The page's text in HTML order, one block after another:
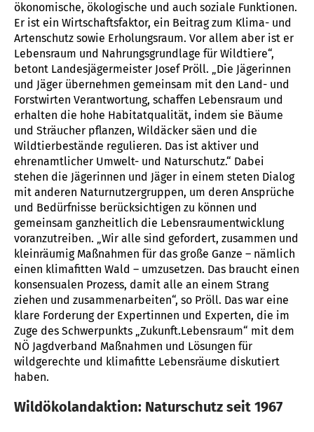
ökonomische, ökologische und auch soziale Funktionen.
Er ist ein Wirtschaftsfaktor, ein Beitrag zum Klima- und
Artenschutz sowie Erholungsraum. Vor allem aber ist er
Lebensraum und Nahrungsgrundlage für Wildtiere“,
betont Landesjägermeister Josef Pröll. „Die Jägerinnen
und Jäger übernehmen gemeinsam mit den Land- und
Forstwirten Verantwortung, schaffen Lebensraum und
erhalten die hohe Habitatqualität, indem sie Bäume
und Sträucher pflanzen, Wildäcker säen und die
Wildtierbestände regulieren. Das ist aktiver und
ehrenamtlicher Umwelt- und Naturschutz.“ Dabei
stehen die Jägerinnen und Jäger in einem steten Dialog
mit anderen Naturnutzergruppen, um deren Ansprüche
und Bedürfnisse berücksichtigen zu können und
gemeinsam ganzheitlich die Lebensraumentwicklung
voranzutreiben. „Wir alle sind gefordert, zusammen und
kleinräumig Maßnahmen für das große Ganze – nämlich
einen klimafitten Wald – umzusetzen. Das braucht einen
konsensualen Prozess, damit alle an einem Strang
ziehen und zusammenarbeiten“, so Pröll. Das war eine
klare Forderung der Expertinnen und Experten, die im
Zuge des Schwerpunkts „Zukunft.Lebensraum“ mit dem
NÖ Jagdverband Maßnahmen und Lösungen für
wildgerechte und klimafitte Lebensräume diskutiert
haben.
Wildökolandaktion: Naturschutz seit 1967